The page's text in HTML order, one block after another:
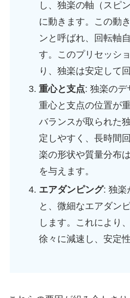
し、独楽の軸（スピ
に動きます。この動
ンと呼ばれ、回転軸
す。このプリセッシ
り、独楽は安定して
重心と支点: 独楽のデ
重心と支点の位置が
バランスが取られた
定しやすく、長時間
楽の形状や質量分布
を与えます。
エアダンピング: 独楽
と、微細なエアダン
します。これにより
徐々に減速し、安定